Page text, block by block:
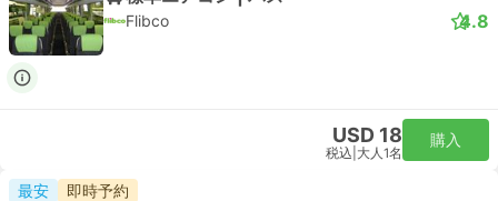
Stansted Express
USD 32
税込 大人1名
購入
即時予約